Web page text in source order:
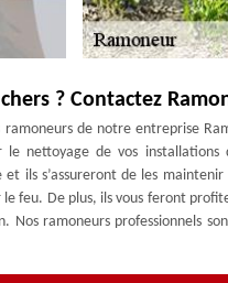
? Contactez
de notre entreprise
nettoyage de vos installations
ils s’assureront de les
feu. De plus, ils vous feront
Nos ramoneurs professionnels